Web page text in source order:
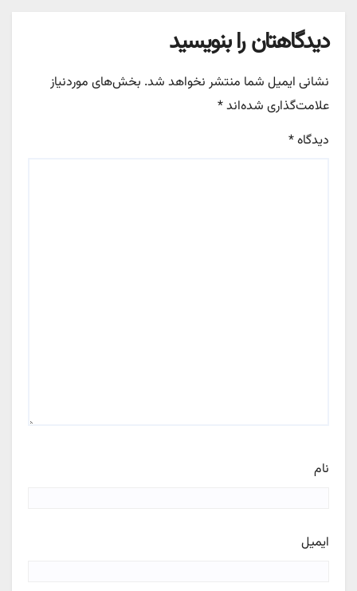
دیدگاهتان را بنویسید
نشانی ایمیل شما منتشر نخواهد شد. بخش‌های موردنیاز
علامت‌گذاری شده‌اند*
دیدگاه*
نام
ایمیل